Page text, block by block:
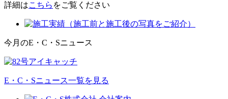
詳細はこちら をご覧ください
今月のE・C・Sニュース
E・C・Sニュース一覧を見る